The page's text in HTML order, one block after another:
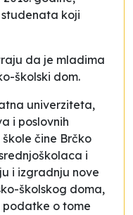
koji
da je mladima
školski dom.
univerziteta,
i poslovnih
čine Brčko
i
i izgradnju nove
školskog doma,
podatke o tome